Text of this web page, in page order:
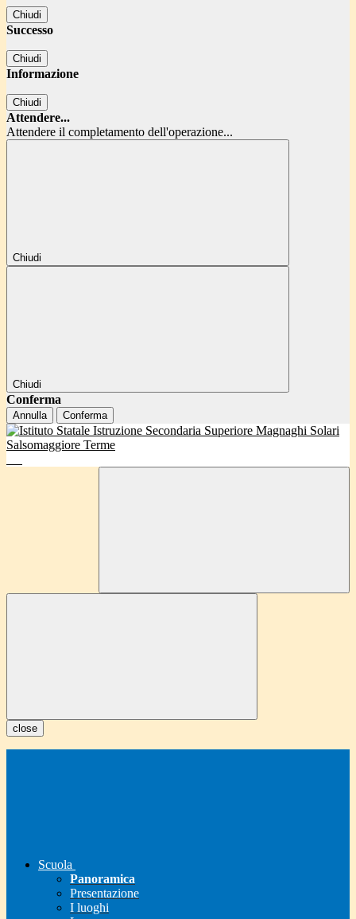
Chiudi
Successo
Chiudi
Informazione
Chiudi
Attendere...
Attendere il completamento dell'operazione...
Chiudi
Chiudi
Conferma
Annulla Conferma
close
Scuola
Panoramica
Presentazione
I luoghi